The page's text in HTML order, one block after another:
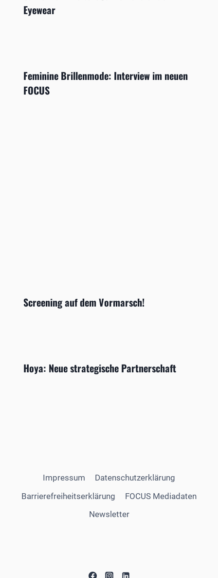
Eyewear
Feminine Brillenmode: Interview im neuen
FOCUS
Screening auf dem Vormarsch!
Hoya: Neue strategische Partnerschaft
Impressum
Datenschutzerklärung
Barrierefreiheitserklärung
FOCUS Mediadaten
Newsletter